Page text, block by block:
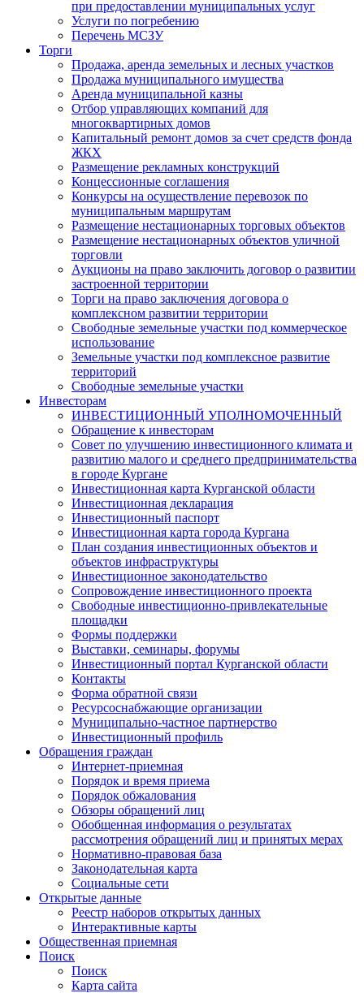
при предоставлении муниципальных услуг
Услуги по погребению
Перечень МСЗУ
Торги
Продажа, аренда земельных и лесных участков
Продажа муниципального имущества
Аренда муниципальной казны
Отбор управляющих компаний для
многоквартирных домов
Капитальный ремонт домов за счет средств фонда
ЖКХ
Размещение рекламных конструкций
Концессионные соглашения
Конкурсы на осуществление перевозок по
муниципальным маршрутам
Размещение нестационарных торговых объектов
Размещение нестационарных объектов уличной
торговли
Аукционы на право заключить договор о развитии
застроенной территории
Торги на право заключения договора о
комплексном развитии территории
Свободные земельные участки под коммерческое
использование
Земельные участки под комплексное развитие
территорий
Свободные земельные участки
Инвесторам
ИНВЕСТИЦИОННЫЙ УПОЛНОМОЧЕННЫЙ
Обращение к инвесторам
Совет по улучшению инвестиционного климата и
развитию малого и среднего предпринимательства
в городе Кургане
Инвестиционная карта Курганской области
Инвестиционная декларация
Инвестиционный паспорт
Инвестиционная карта города Кургана
План создания инвестиционных объектов и
объектов инфраструктуры
Инвестиционное законодательство
Сопровождение инвестиционного проекта
Свободные инвестиционно-привлекательные
площадки
Формы поддержки
Выставки, семинары, форумы
Инвестиционный портал Курганской области
Контакты
Форма обратной связи
Ресурсоснабжающие организации
Муниципально-частное партнерство
Инвестиционный профиль
Обращения граждан
Интернет-приемная
Порядок и время приема
Порядок обжалования
Обзоры обращений лиц
Обобщенная информация о результатах
рассмотрения обращений лиц и принятых мерах
Нормативно-правовая база
Законодательная карта
Социальные сети
Открытые данные
Реестр наборов открытых данных
Интерактивные карты
Общественная приемная
Поиск
Поиск
Карта сайта